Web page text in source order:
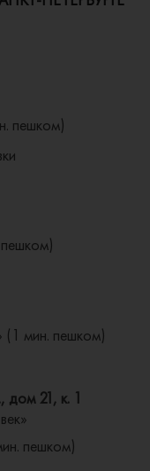
пешком)
мин. пешком)
дом 21, к. 1
пешком)